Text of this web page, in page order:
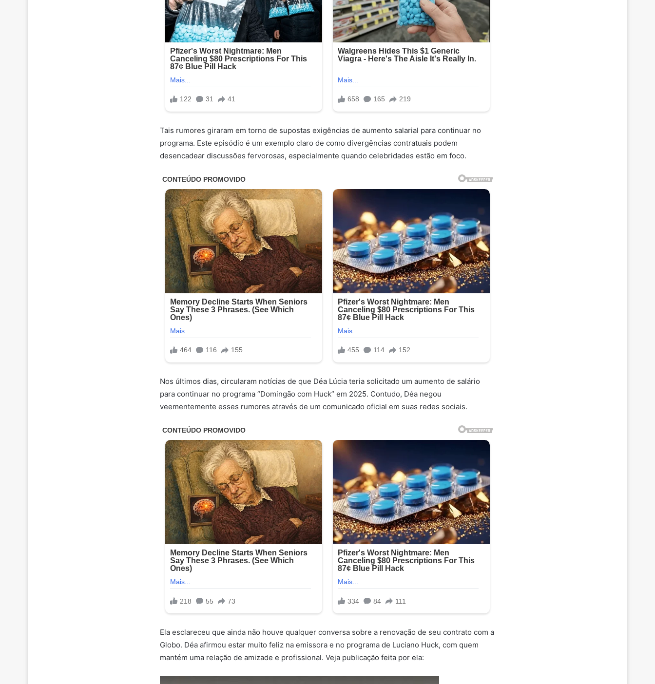
Tais rumores giraram em torno de supostas exigências de aumento salarial para continuar no
programa. Este episódio é um exemplo claro de como divergências contratuais podem
desencadear discussões fervorosas, especialmente quando celebridades estão em foco.
Nos últimos dias, circularam notícias de que Déa Lúcia teria solicitado um aumento de salário
para continuar no programa “Domingão com Huck” em 2025. Contudo, Déa negou
veementemente esses rumores através de um comunicado oficial em suas redes sociais.
Ela esclareceu que ainda não houve qualquer conversa sobre a renovação de seu contrato com a
Globo. Déa afirmou estar muito feliz na emissora e no programa de Luciano Huck, com quem
mantém uma relação de amizade e profissional. Veja publicação feita por ela: